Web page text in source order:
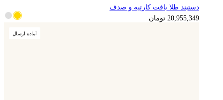
5,238,837 تومان
دستبند طلا بافت کارتیه و صدف
20,955,349 تومان
آماده ارسال